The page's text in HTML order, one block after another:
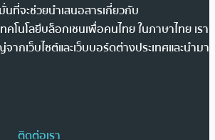
ที่จะช่วยนำเสนอสารเกี่ยวกับ
คโนโลยีบล็อกเชนเพื่อคนไทย ในภาษาไทย เรา
กเว็บไซต์และเว็บบอร์ดต่างประเทศและนำมา
ติดต่อเรา